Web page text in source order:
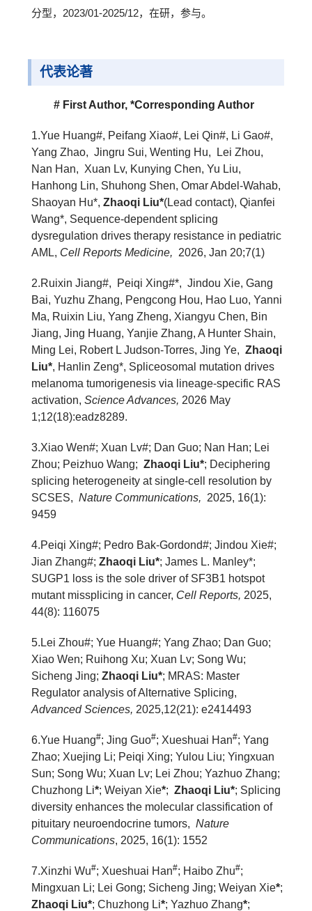
分型，2023/01-2025/12，在研，参与。
代表论著
# First Author, *Corresponding Author
1.Yue Huang#, Peifang Xiao#, Lei Qin#, Li Gao#,
Yang Zhao, Jingru Sui, Wenting Hu, Lei Zhou,
Nan Han, Xuan Lv, Kunying Chen, Yu Liu,
Hanhong Lin, Shuhong Shen, Omar Abdel-Wahab,
Shaoyan Hu*, Zhaoqi Liu*(Lead contact), Qianfei
Wang*, Sequence-dependent splicing
dysregulation drives therapy resistance in pediatric
AML, Cell Reports Medicine, 2026, Jan 20;7(1)
2.Ruixin Jiang#, Peiqi Xing#*, Jindou Xie, Gang
Bai, Yuzhu Zhang, Pengcong Hou, Hao Luo, Yanni
Ma, Ruixin Liu, Yang Zheng, Xiangyu Chen, Bin
Jiang, Jing Huang, Yanjie Zhang, A Hunter Shain,
Ming Lei, Robert L Judson-Torres, Jing Ye, Zhaoqi
Liu*, Hanlin Zeng*, Spliceosomal mutation drives
melanoma tumorigenesis via lineage-specific RAS
activation, Science Advances, 2026 May
1;12(18):eadz8289.
3.Xiao Wen#; Xuan Lv#; Dan Guo; Nan Han; Lei
Zhou; Peizhuo Wang; Zhaoqi Liu*; Deciphering
splicing heterogeneity at single-cell resolution by
SCSES, Nature Communications, 2025, 16(1):
9459
4.Peiqi Xing#; Pedro Bak-Gordond#; Jindou Xie#;
Jian Zhang#; Zhaoqi Liu*; James L. Manley*;
SUGP1 loss is the sole driver of SF3B1 hotspot
mutant missplicing in cancer, Cell Reports, 2025,
44(8): 116075
5. Lei Zhou#; Yue Huang#; Yang Zhao; Dan Guo;
Xiao Wen; Ruihong Xu; Xuan Lv; Song Wu;
Sicheng Jing; Zhaoqi Liu*; MRAS: Master
Regulator analysis of Alternative Splicing,
Advanced Sciences, 2025,12(21): e2414493
6.Yue Huang#; Jing Guo#; Xueshuai Han#; Yang
Zhao; Xuejing Li; Peiqi Xing; Yulou Liu; Yingxuan
Sun; Song Wu; Xuan Lv; Lei Zhou; Yazhuo Zhang;
Chuzhong Li*; Weiyan Xie*; Zhaoqi Liu*; Splicing
diversity enhances the molecular classification of
pituitary neuroendocrine tumors, Nature
Communications, 2025, 16(1): 1552
7.Xinzhi Wu#; Xueshuai Han#; Haibo Zhu#;
Mingxuan Li; Lei Gong; Sicheng Jing; Weiyan Xie*;
Zhaoqi Liu*; Chuzhong Li*; Yazhuo Zhang*;